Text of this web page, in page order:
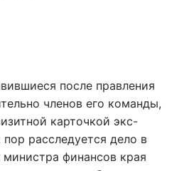
после правления
членов его команды,
карточкой экс-
расследуется дело в
финансов края